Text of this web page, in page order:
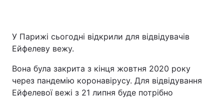
Україна
Економіка Світ
Спорт Наука
У Парижі сьогодні відкрили для відвідувачів
Ейфелеву вежу.
Вона була закрита з кінця жовтня 2020 року
через пандемію коронавірусу. Для відвідування
Ейфелевої вежі з 21 липня буде потрібно